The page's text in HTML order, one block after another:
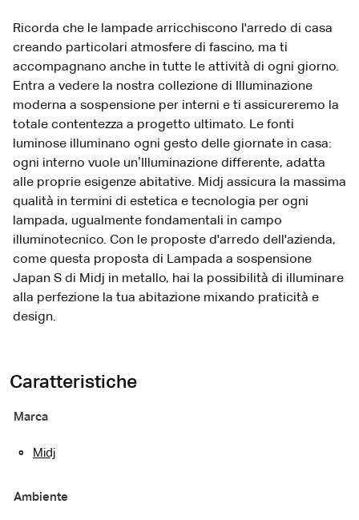
Ricorda che le lampade arricchiscono l'arredo di casa
creando particolari atmosfere di fascino, ma ti
accompagnano anche in tutte le attività di ogni giorno.
Entra a vedere la nostra collezione di Illuminazione
moderna a sospensione per interni e ti assicureremo la
totale contentezza a progetto ultimato. Le fonti
luminose illuminano ogni gesto delle giornate in casa:
ogni interno vuole un’Illuminazione differente, adatta
alle proprie esigenze abitative. Midj assicura la massima
qualità in termini di estetica e tecnologia per ogni
lampada, ugualmente fondamentali in campo
illuminotecnico. Con le proposte d'arredo dell'azienda,
come questa proposta di Lampada a sospensione
Japan S di Midj in metallo, hai la possibilità di illuminare
alla perfezione la tua abitazione mixando praticità e
design.
Caratteristiche
Marca
Midj
Ambiente